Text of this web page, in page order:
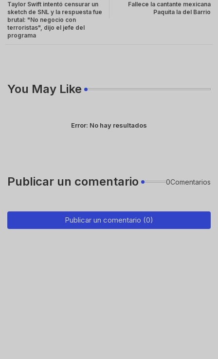
Fallece la cantante mexicana
Paquita la del Barrio
Taylor Swift intentó censurar un
sketch de SNL y la respuesta fue
brutal: "No negocio con
terroristas", dijo el jefe del
programa
You May Like
Error: No hay resultados
Publicar un comentario 0Comentarios
Publicar un comentario (0)